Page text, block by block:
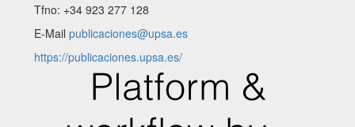
Tfno: +34 923 277 128
E-Mail publicaciones@upsa.es
https://publicaciones.upsa.es/